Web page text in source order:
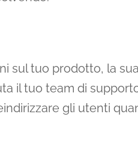
sul tuo prodotto, la
il tuo team di
gli utenti